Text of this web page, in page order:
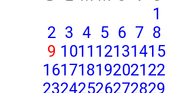
1
2 3 4 5 6 7 8
9 1011 12131415
16171819202122
23242526272829